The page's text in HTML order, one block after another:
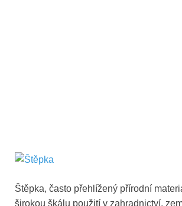
Štěpka, často přehlížený přírodní
širokou škálu použití v zahradnictví,